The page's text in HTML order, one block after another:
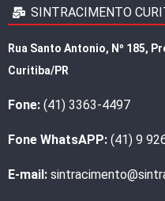
SINTRACIMENTO
Rua Santo Antonio, Nº 185,
Curitiba/PR
Fone: (41) 3363-4497
Fone WhatsAPP: (41) 9
E-mail: